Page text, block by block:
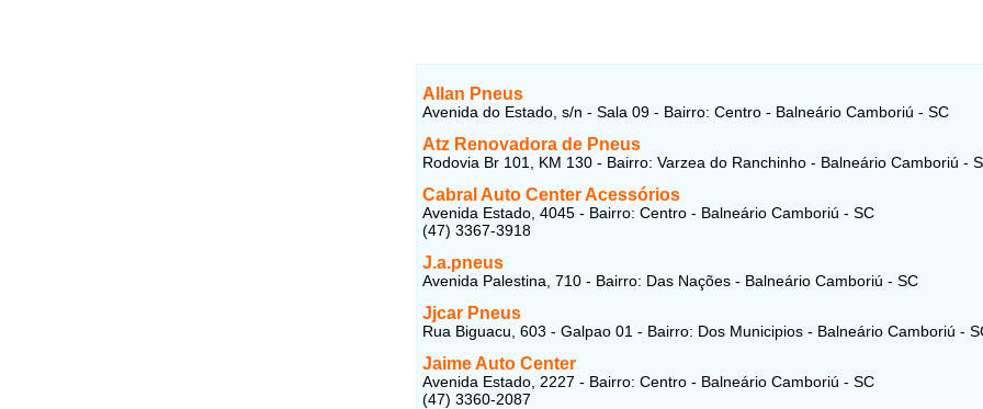
Allan Pneus
Avenida do Estado, s/n - Sala 09 - Bairro: Centro - Balneário Camboriú - SC
Atz Renovadora de Pneus
Rodovia Br 101, KM 130 - Bairro: Varzea do Ranchinho - Balneário Camboriú -
Cabral Auto Center Acessórios
Avenida Estado, 4045 - Bairro: Centro - Balneário Camboriú - SC
(47) 3367-3918
J.a.pneus
Avenida Palestina, 710 - Bairro: Das Nações - Balneário Camboriú - SC
Jjcar Pneus
Rua Biguacu, 603 - Galpao 01 - Bairro: Dos Municipios - Balneário Camboriú -
Jaime Auto Center
Avenida Estado, 2227 - Bairro: Centro - Balneário Camboriú - SC
(47) 3360-2087